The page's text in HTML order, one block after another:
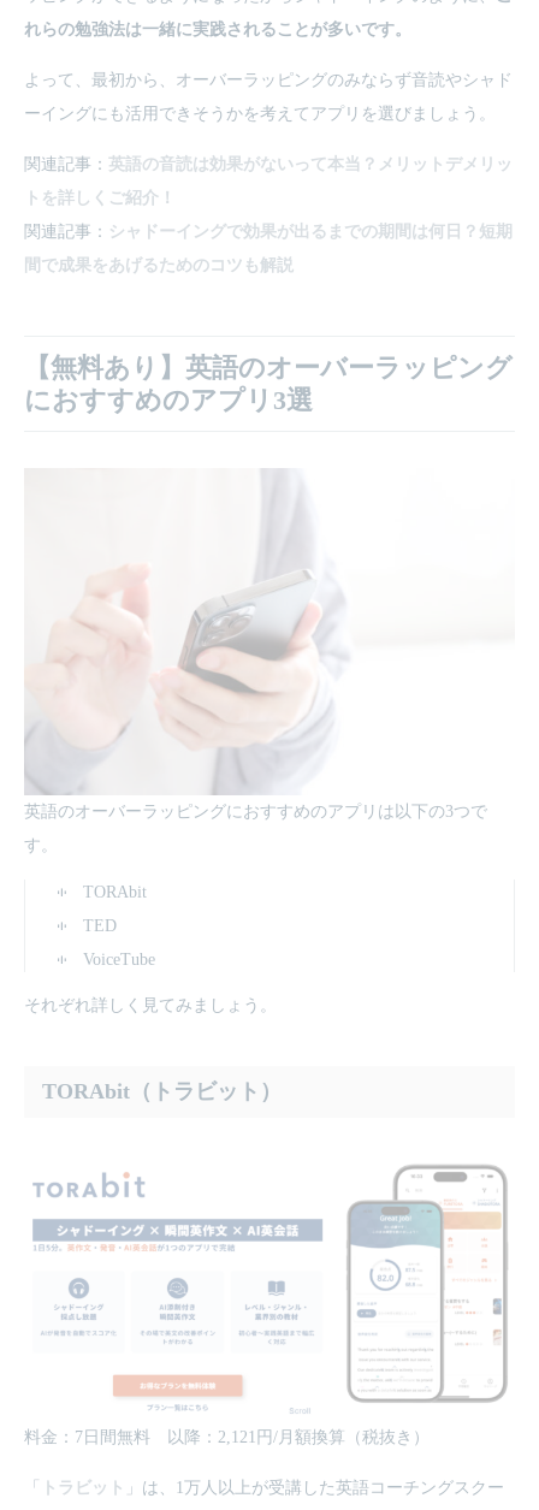
れらの勉強法は一緒に実践されることが多いです。
よって、最初から、オーバーラッピングのみならず音読やシャド
ーイングにも活用できそうかを考えてアプリを選びましょう。
関連記事： 英語の音読は効果がないって本当？メリットデメリッ
トを詳しくご紹介！
関連記事： シャドーイングで効果が出るまでの期間は何日？短期
間で成果をあげるためのコツも解説
【無料あり】英語のオーバーラッピング
におすすめのアプリ3選
英語のオーバーラッピングにおすすめのアプリは以下の3つで
す。
TORAbit
TED
VoiceTube
それぞれ詳しく見てみましょう。
TORAbit（トラビット）
料金：7日間無料 以降：2,121円/月額換算（税抜き）
「 トラビット 」は、1万人以上が受講した英語コーチングスクー